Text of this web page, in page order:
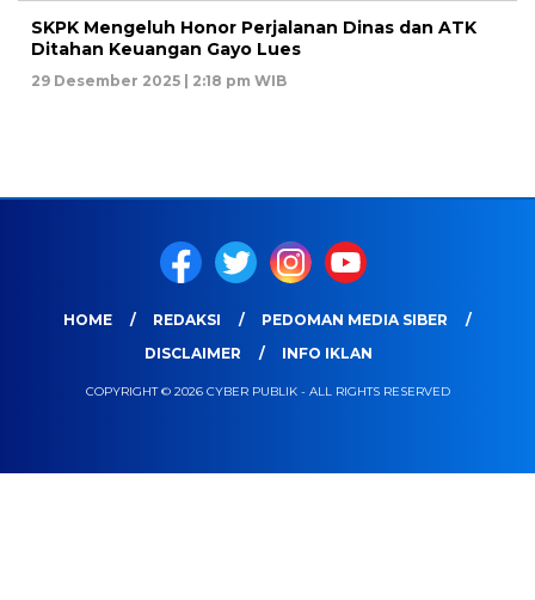
SKPK Mengeluh Honor Perjalanan Dinas dan ATK
Ditahan Keuangan Gayo Lues
29 Desember 2025 | 2:18 pm WIB
HOME REDAKSI
PEDOMAN MEDIA SIBER
DISCLAIMER
INFO IKLAN
COPYRIGHT © 2026 CYBER PUBLIK - ALL RIGHTS RESERVED